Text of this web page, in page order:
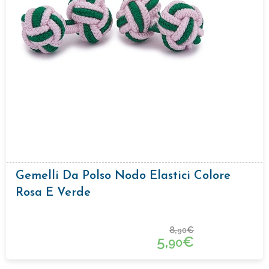
Gemelli Da Polso Nodo Elastici Colore
Rosa E Verde
8,90€
5,90€